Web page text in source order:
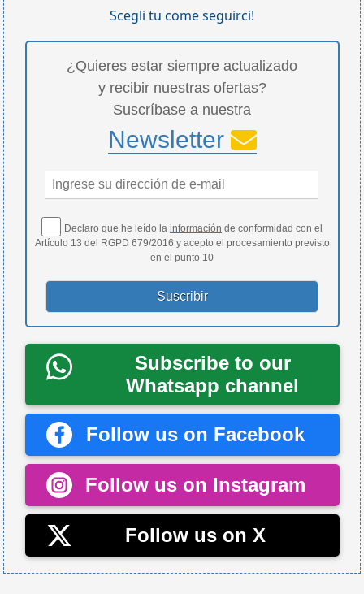
Scegli tu come seguirci!
¿Quieres estar siempre actualizado
y recibir nuestras ofertas?
Suscríbase a nuestra
Newsletter
Declaro que he leído la información de conformidad con el
Artículo 13 del RGPD 679/2016 y acepto el procesamiento previsto
en el punto 10
Subscribe to our
Whatsapp channel
Follow us on Facebook
Follow us on Instagram
Follow us on X